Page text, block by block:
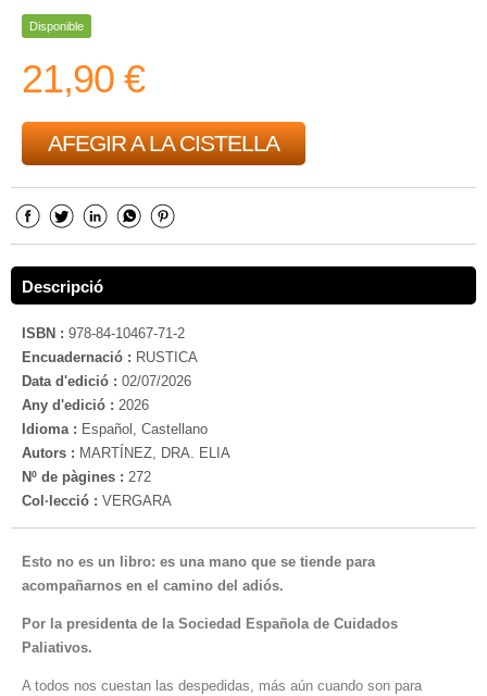
Disponible
21,90 €
AFEGIR A LA CISTELLA
Descripció
ISBN : 978-84-10467-71-2
Encuadernació : RUSTICA
Data d'edició : 02/07/2026
Any d'edició : 2026
Idioma : Español, Castellano
Autors : MARTÍNEZ, DRA. ELIA
Nº de pàgines : 272
Col·lecció : VERGARA
Esto no es un libro: es una mano que se tiende para
acompañarnos en el camino del adiós.
Por la presidenta de la Sociedad Española de Cuidados
Paliativos.
A todos nos cuestan las despedidas, más aún cuando son para